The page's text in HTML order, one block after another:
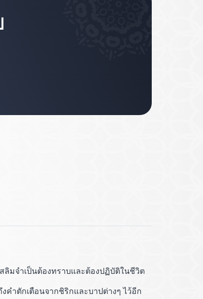
มจำเป็นต้องทราบและต้องปฏิบัติในชีวิต
ำตักเตือนจากชิริกและบาปต่างๆ ไว้อีก